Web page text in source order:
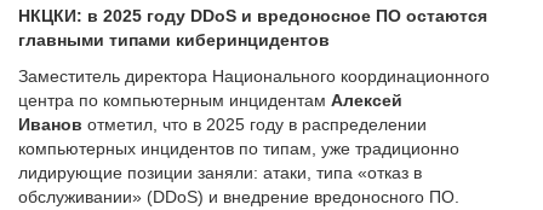
НКЦКИ: в 2025 году DDoS и вредоносное ПО остаются
главными типами киберинцидентов
Заместитель директора Национального координационного
центра по компьютерным инцидентам Алексей
Иванов отметил, что в 2025 году в распределении
компьютерных инцидентов по типам, уже традиционно
лидирующие позиции заняли: атаки, типа «отказ в
обслуживании» (DDoS) и внедрение вредоносного ПО.